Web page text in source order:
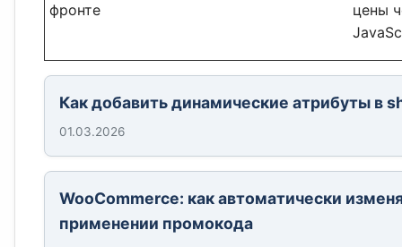
фронте
цены
Как добавить динамические атрибуты в
01.03.2026
WooCommerce: как автоматически
применении промокода